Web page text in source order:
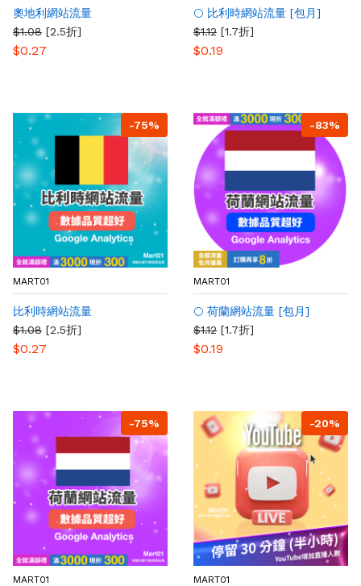
奧地利網站流量
$1.08 [2.5折]
$0.27
🌕 比利時網站流量 [包月]
$1.12 [1.7折]
$0.19
-75%
MART01
比利時網站流量
$1.08 [2.5折]
$0.27
-83%
MART01
🌕 荷蘭網站流量 [包月]
$1.12 [1.7折]
$0.19
-75%
MART01
-20%
MART01